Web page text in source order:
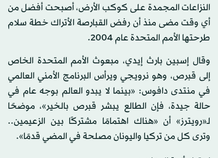
النزاعات المجمدة على كوكب الأرض، أصبحت أفضل من
أي وقت مضى منذ أن رفض القبارصة الأتراك خطة سلام
طرحتها الأمم المتحدة عام 2004.
وقال إسبين بارث إيدي، مبعوث الأمم المتحدة الخاص
إلى قبرص، وهو نرويجي ويرأس البرنامج الأمني العالمي
في منتدى دافوس: «بينما لا يبدو العالم بوجه عام في
حالة جيدة، فإن الطالع يبشر قبرص بالخير»، موضحًا
لـ«رويترز» أن «هناك اهتمامًا مشتركًا بين الزعيمين..
وترى كل من تركيا واليونان مصلحة في المضي قدمًا».